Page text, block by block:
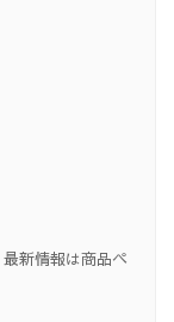
新情報は商品ペ